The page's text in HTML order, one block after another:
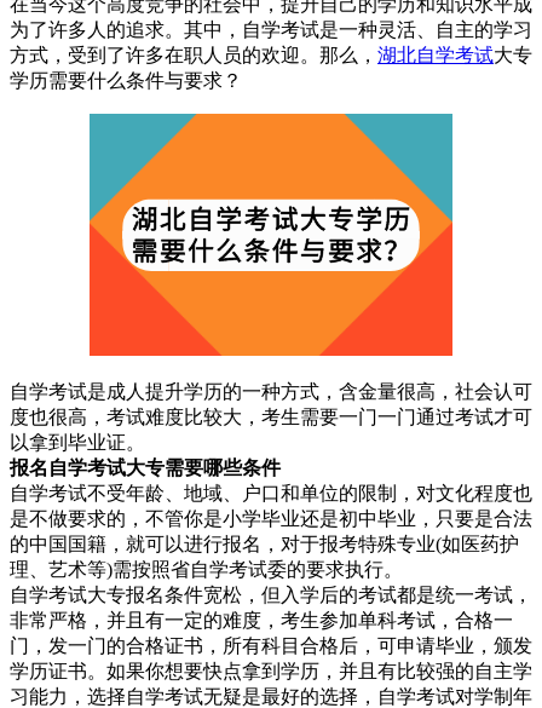
为了许多人的追求。其中，自学考试是一种灵活、自主的学习
方式，受到了许多在职人员的欢迎。那么， 湖北自学考试大专
学历需要什么条件与要求？
自学考试是成人提升学历的一种方式，含金量很高，社会认可
度也很高，考试难度比较大，考生需要一门一门通过考试才可
以拿到毕业证。
报名自学考试大专需要哪些条件
自学考试不受年龄、地域、户口和单位的限制，对文化程度也
是不做要求的，不管你是小学毕业还是初中毕业，只要是合法
的中国国籍，就可以进行报名，对于报考特殊专业(如医药护
理、艺术等)需按照省自学考试委的要求执行。
自学考试大专报名条件宽松，但入学后的考试都是统一考试，
非常严格，并且有一定的难度，考生参加单科考试，合格一
门，发一门的合格证书，所有科目合格后，可申请毕业，颁发
学历证书。如果你想要快点拿到学历，并且有比较强的自主学
习能力，选择自学考试无疑是最好的选择，自学考试对学制年